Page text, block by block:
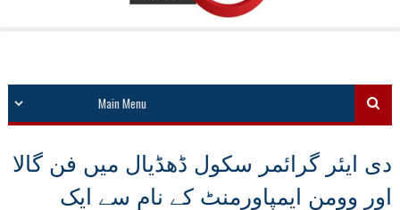
دی ایئر گرائمر سکول ڈھڈیال میں فن گالا
اور وومن ایمپاورمنٹ کے نام سے ایک